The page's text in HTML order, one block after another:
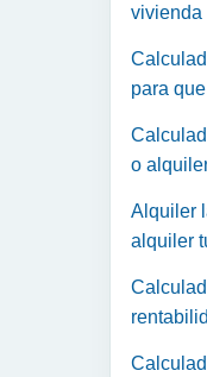
vivienda
para
o
Alquiler
alquiler